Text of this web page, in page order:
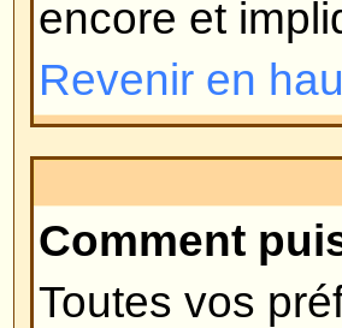
Il peut y avoir deux
lorsque vous lisez
l'image associée
prennent la forme
combien de
sur le forum. En-
une image plus